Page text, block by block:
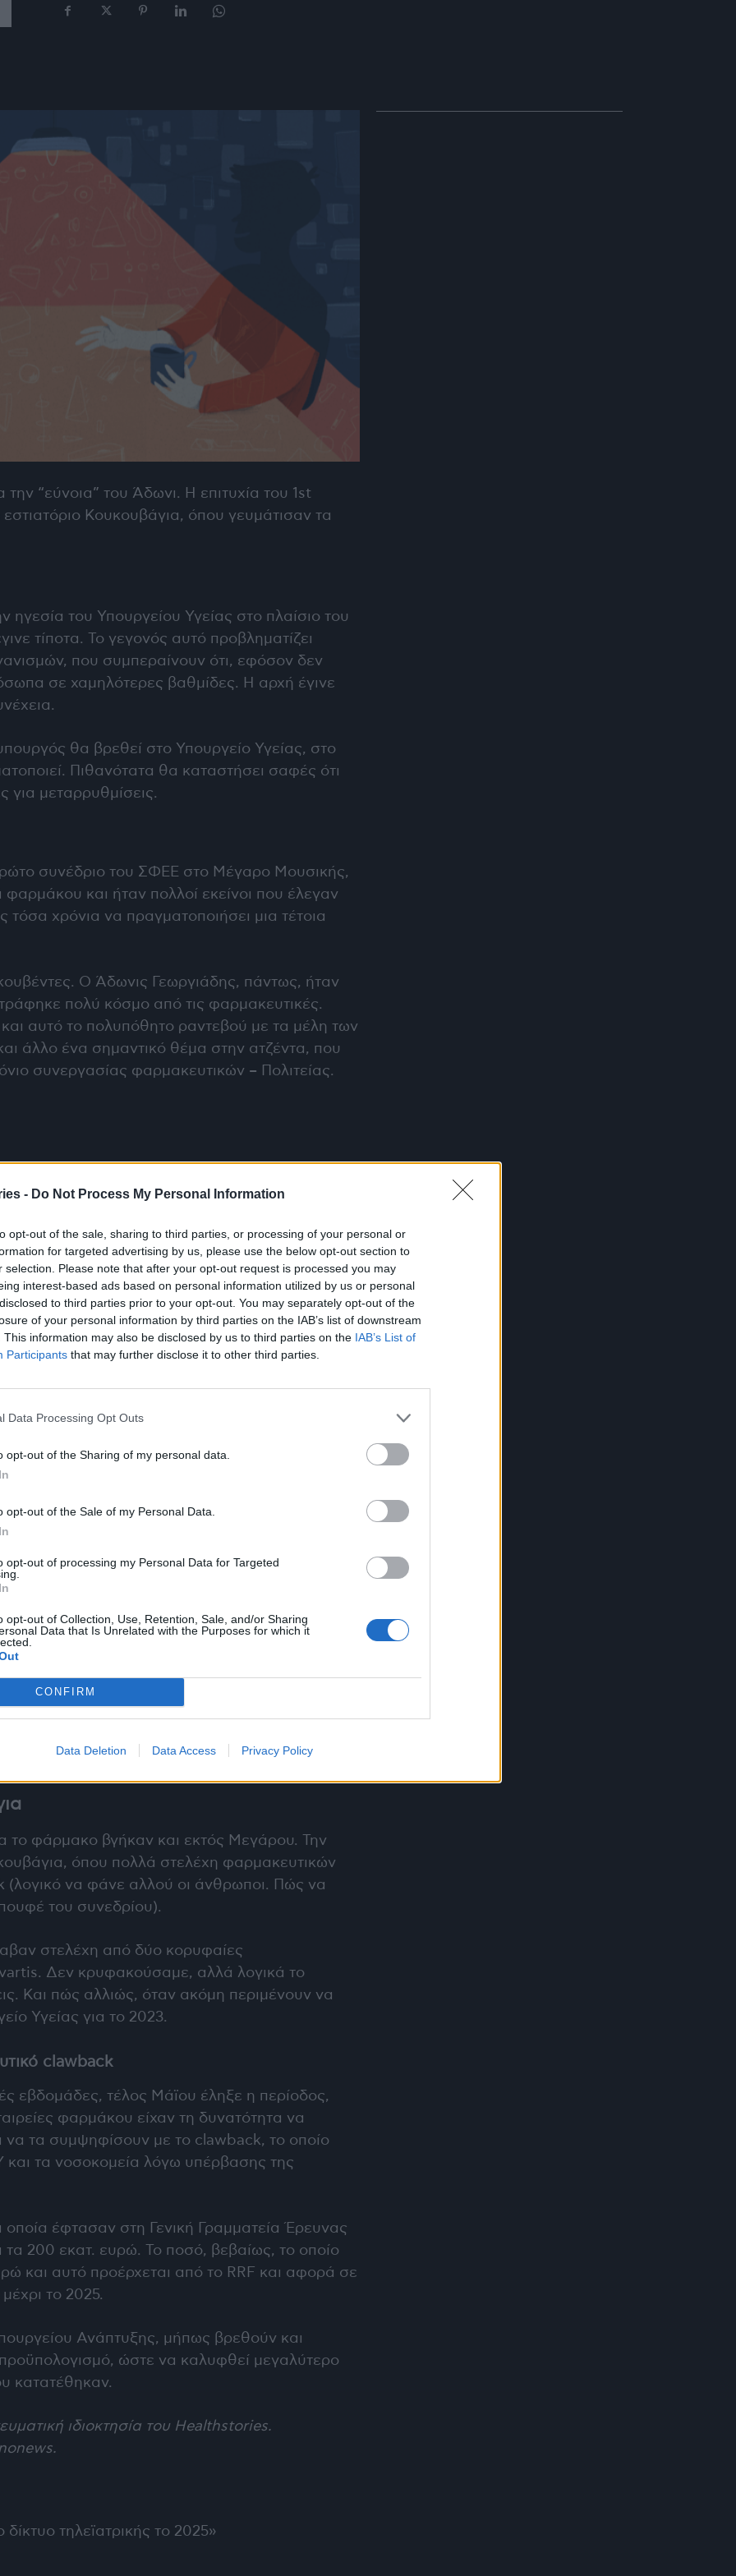
- Do Not Process My Personal Information
opt-out of the sale, sharing to third parties, or processing of your personal or
for targeted advertising by us, please use the below opt-out section to
selection. Please note that after your opt-out request is processed you may
interest-based ads based on personal information utilized by us or personal
to third parties prior to your opt-out. You may separately opt-out of the
of your personal information by third parties on the IAB’s list of downstream
This information may also be disclosed by us to third parties on the IAB’s List of
Participants that may further disclose it to other third parties.
Data Processing Opt Outs
opt-out of the Sharing of my personal data.
opt-out of the Sale of my Personal Data.
opt-out of processing my Personal Data for Targeted
opt-out of Collection, Use, Retention, Sale, and/or Sharing
Data that Is Unrelated with the Purposes for which it
CONFIRM
Data Deletion Data Access Privacy Policy
“εύνοια” του Άδωνι. Η επιτυχία του 1st
Κουκουβάγια, όπου γευμάτισαν τα
ηγεσία του Υπουργείου Υγείας στο πλαίσιο του
τίποτα. Το γεγονός αυτό προβληματίζει
που συμπεραίνουν ότι, εφόσον δεν
σε χαμηλότερες βαθμίδες. Η αρχή έγινε
θα βρεθεί στο Υπουργείο Υγείας, στο
Πιθανότατα θα καταστήσει σαφές ότι
για μεταρρυθμίσεις.
πρώτο συνέδριο του ΣΦΕΕ στο Μέγαρο Μουσικής,
και ήταν πολλοί εκείνοι που έλεγαν
χρόνια να πραγματοποιήσει μια τέτοια
Ο Άδωνις Γεωργιάδης, πάντως, ήταν
πολύ κόσμο από τις φαρμακευτικές.
και αυτό το πολυπόθητο ραντεβού με τα μέλη των
άλλο ένα σημαντικό θέμα στην ατζέντα, που
συνεργασίας φαρμακευτικών – Πολιτείας.
οι συζητήσεις του συνεδρίου,
εντός και εκτός Μεγάρου. Στον χώρο του
ανάλογες του κάδου τους. Είδαμε τον κ.
«ομάδα εργασίας» με στελέχη από
λίγα μέτρα μακριά μια άλλη συντροφιά με
Πάντως μια χαρά ευχάριστο κλίμα
στα χαμόγελα και ο πρώην αναπληρωτής
Βασίλης Κοντοζαμάνης, ο οποίος
διευθύντρια της νεοσύστατης
Θωμαΐδα Κωνσταντοπούλου. Οι δυο τους
και έκτοτε τους συνδέει φιλία.
και η εκλογική διαδικασία για την
– υποψήφια και η Δρ. Ιουλία Τσέτη, πρόεδρος
από τον χώρο του φαρμάκου βρέθηκαν στο
τον κόπο να κατέβουν δυο σκάλες, για να
Θα είχαν τους λόγους τους προφανώς.
Τρύφων, ο οποίος «σάρωσε» στην εκλογική
Παρόλο που εδώ και αρκετό καιρό δεν
άριστες σχέσεις.
το φάρμακο βγήκαν και εκτός Μεγάρου. Την
όπου πολλά στελέχη φαρμακευτικών
να φάνε αλλού οι άνθρωποι. Πώς να
του συνεδρίου).
στελέχη από δύο κορυφαίες
Δεν κρυφακούσαμε, αλλά λογικά το
Και πώς αλλιώς, όταν ακόμη περιμένουν να
Υγείας για το 2023.
clawback
εβδομάδες, τέλος Μάϊου έληξε η περίοδος,
φαρμάκου είχαν τη δυνατότητα να
να τα συμψηφίσουν με το clawback, το οποίο
τα νοσοκομεία λόγω υπέρβασης της
οποία έφτασαν στη Γενική Γραμματεία Έρευνας
τα 200 εκατ. ευρώ. Το ποσό, βεβαίως, το οποίο
και αυτό προέρχεται από το RRF και αφορά σε
το 2025.
Ανάπτυξης, μήπως βρεθούν και
ώστε να καλυφθεί μεγαλύτερο
κατατέθηκαν.
ιδιοκτησία του Healthstories.
.
τηλεϊατρικής το 2025»